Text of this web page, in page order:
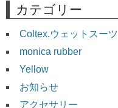
カテゴリー
Coltex.ウェットスーツ
monica rubber
Yellow
お知らせ
アクセサリー